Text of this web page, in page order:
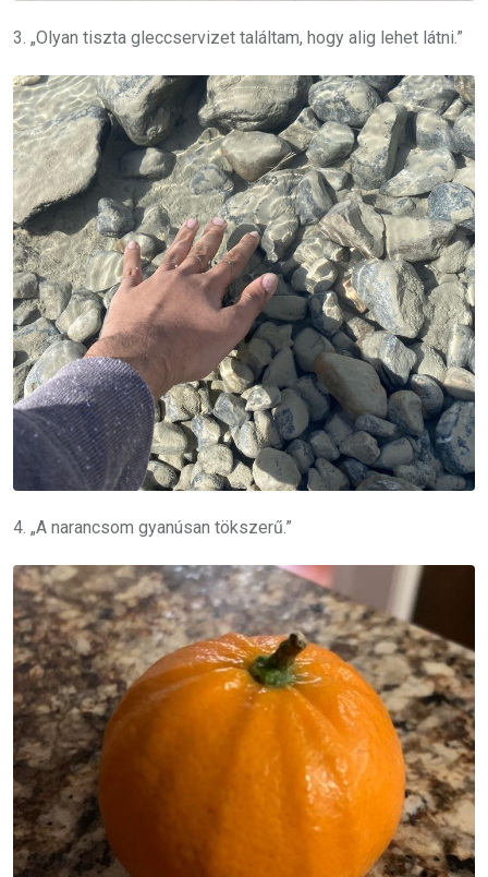
3. „Olyan tiszta gleccservizet találtam, hogy alig lehet látni.”
4. „A narancsom gyanúsan tökszerű.”